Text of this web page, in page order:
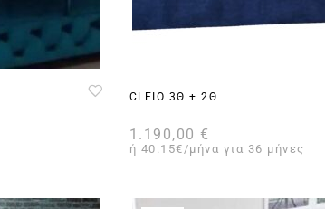
CLEIO 3Θ + 2Θ
1.190,00 €
ή 40.15€/μήνα για 36 μήνες